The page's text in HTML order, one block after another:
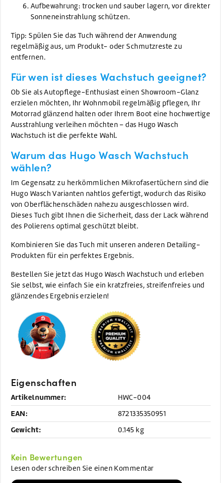
Aufbewahrung: trocken und sauber lagern, vor direkter
Sonneneinstrahlung schützen.
Tipp: Spülen Sie das Tuch während der Anwendung
regelmäßig aus, um Produkt- oder Schmutzreste zu
entfernen.
Für wen ist dieses Wachstuch geeignet?
Ob Sie als Autopflege-Enthusiast einen Showroom-Glanz
erzielen möchten, Ihr Wohnmobil regelmäßig pflegen, Ihr
Motorrad glänzend halten oder Ihrem Boot eine hochwertige
Ausstrahlung verleihen möchten – das Hugo Wasch
Wachstuch ist die perfekte Wahl.
Warum das Hugo Wasch Wachstuch
wählen?
Im Gegensatz zu herkömmlichen Mikrofasertüchern sind die
Hugo Wasch Varianten nahtlos gefertigt, wodurch das Risiko
von Oberflächenschäden nahezu ausgeschlossen wird.
Dieses Tuch gibt Ihnen die Sicherheit, dass der Lack während
des Polierens optimal geschützt bleibt.
Kombinieren Sie das Tuch mit unseren anderen Detailing-
Produkten für ein perfektes Ergebnis.
Bestellen Sie jetzt das Hugo Wasch Wachstuch und erleben
Sie selbst, wie einfach Sie ein kratzfreies, streifenfreies und
glänzendes Ergebnis erzielen!
Eigenschaften
Artikelnummer: HWC-004
EAN: 8721335350951
Gewicht: 0.145 kg
Kein Bewertungen
Lesen oder schreiben Sie einen Kommentar